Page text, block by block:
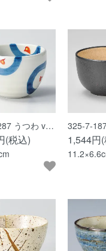
うつわ v…
(税込)
325-7-
1,544円